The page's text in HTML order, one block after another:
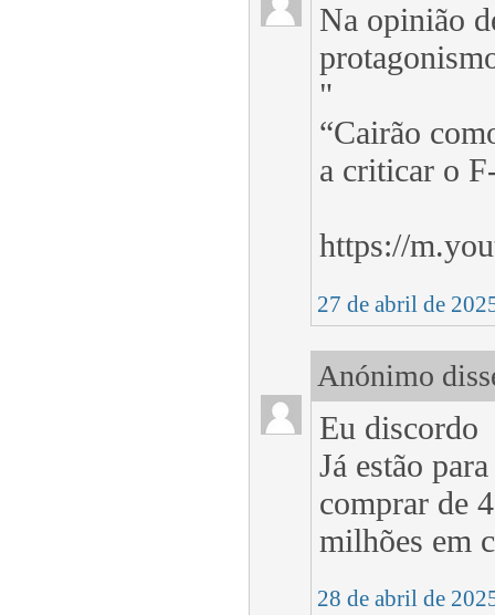
Na opinião
"
“Cairão
a criticar o
https://
27 de abril de
Anónimo
Eu discordo
Já estão
comprar de
milhões em
28 de abril de